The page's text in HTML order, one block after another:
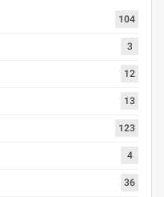
104
3
12
13
123
4
36